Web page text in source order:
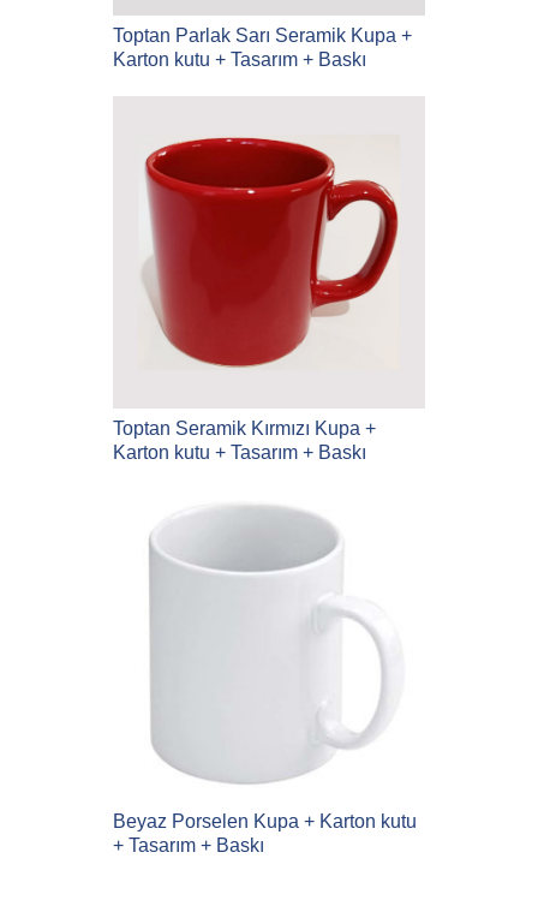
Toptan Parlak Sarı Seramik Kupa +
Karton kutu + Tasarım + Baskı
Toptan Seramik Kırmızı Kupa +
Karton kutu + Tasarım + Baskı
Beyaz Porselen Kupa + Karton kutu
+ Tasarım + Baskı